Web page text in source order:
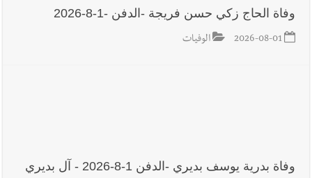
وفاة الحاج زكي حسن فريجة -الدفن -1-8-2026
2026-08-01 الوفيات
وفاة بدرية يوسف بديري -الدفن 1-8-2026 - آل بديري